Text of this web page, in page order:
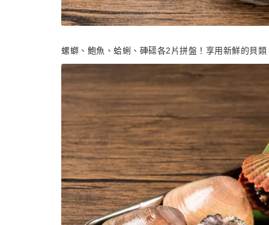
螺螄、鮑魚、蛤蜊、硨磲各2片拼盤！享用新鮮的貝類